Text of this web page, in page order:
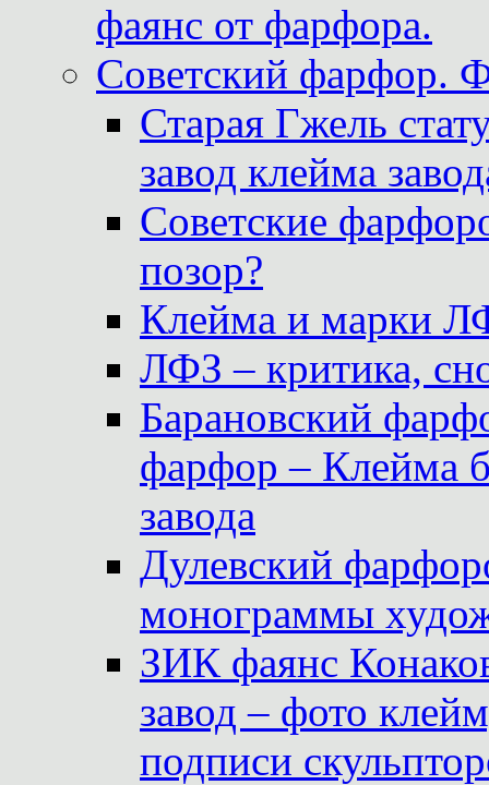
фаянс от фарфора.
Советский фарфор.
Старая Гжель
завод клейма
Советские
позор?
Клейма и марки
ЛФЗ – критика,
Барановский
фарфор – Клейма
завода
Дулевский
монограммы
ЗИК фаянс
завод – фото
подписи